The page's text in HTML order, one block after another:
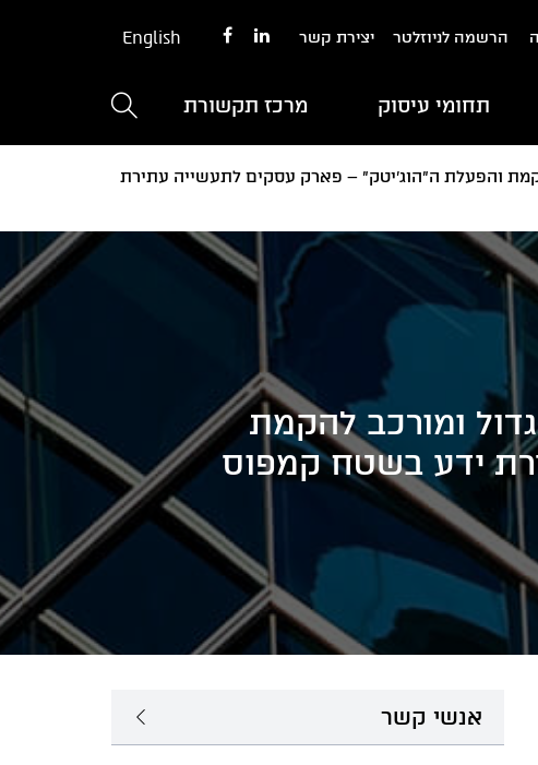
הרשמה לניוזלטר יצירת קשר English
תחומי עיסוק מרכז תקשורת
והפעלת ה"הוג'יטק" – פארק עסקים לתעשייה עתירת
גדול ומורכב להקמת
ידע בשטח קמפוס
אנשי קשר